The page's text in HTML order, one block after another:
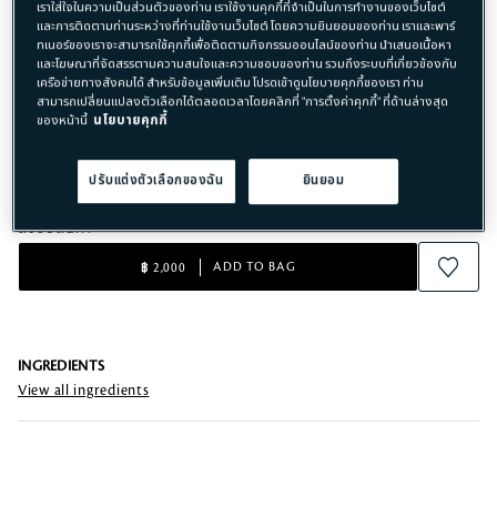
PACKAGING
ORIGINAL LIMITED
สั่งซื้อสินค้า​
฿ 2,000 ADD TO BAG
INGREDIENTS
View all ingredients
เราใส่ใจในความเป็นส่วนตัวของท่าน เราใช้งานคุกกี้ที่จำเป็นในการทำงานของเว็บไซต์
และการติดตามท่านระหว่างที่ท่านใช้งานเว็บไซต์ โดยความยินยอมของท่าน เราและพาร์
ทเนอร์ของเราจะสามารถใช้คุกกี้เพื่อติดตามกิจกรรมออนไลน์ของท่าน นำเสนอเนื้อหา
และโฆษณาที่จัดสรรตามความสนใจและความชอบของท่าน รวมถึงระบบที่เกี่ยวข้องกับ
เครือข่ายทางสังคมได้ สำหรับข้อมูลเพิ่มเติม โปรดเข้าดูนโยบายคุกกี้ของเรา ท่าน
สามารถเปลี่ยนแปลงตัวเลือกได้ตลอดเวลาโดยคลิกที่ "การตั้งค่าคุกกี้" ที่ด้านล่างสุด
ของหน้านี้ นโยบายคุกกี้
ปรับแต่งตัวเลือกของฉัน ยินยอม